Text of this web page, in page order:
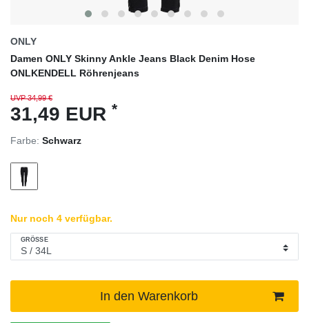
ONLY
Damen ONLY Skinny Ankle Jeans Black Denim Hose
ONLKENDELL Röhrenjeans
UVP 34,99 €
31,49 EUR *
Farbe: Schwarz
Nur noch 4 verfügbar.
GRÖSSE
In den Warenkorb